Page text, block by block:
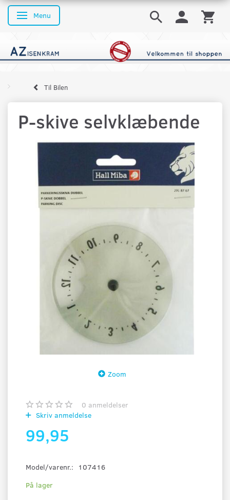
Skifte navigation
Menu
Til Bilen
P-skive selvklæbende
Zoom
0 anmeldelser
Skriv anmeldelse
99,95
Model/varenr.:
107416
På lager